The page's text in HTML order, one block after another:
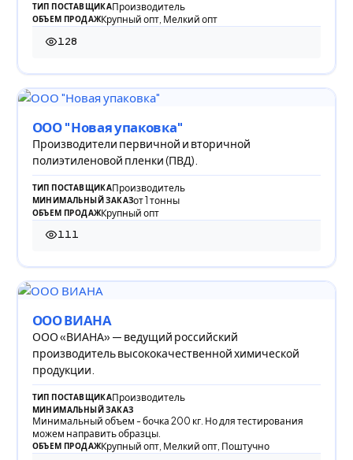
ТИП ПОСТАВЩИКАПроизводитель
ОБЪЕМ ПРОДАЖКрупный опт, Мелкий опт
128
128 просмотров
ООО "Новая упаковка"
Производители первичной и вторичной
полиэтиленовой пленки (ПВД).
ТИП ПОСТАВЩИКАПроизводитель
МИНИМАЛЬНЫЙ ЗАКАЗот 1 тонны
ОБЪЕМ ПРОДАЖКрупный опт
111
111 просмотров
ООО ВИАНА
ООО «ВИАНА» — ведущий российский
производитель высококачественной химической
продукции.
ТИП ПОСТАВЩИКАПроизводитель
МИНИМАЛЬНЫЙ ЗАКАЗ
Минимальный объем - бочка 200 кг. Но для тестирования
можем направить образцы.
ОБЪЕМ ПРОДАЖКрупный опт, Мелкий опт, Поштучно